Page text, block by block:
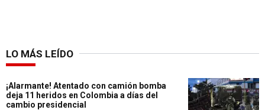
LO MÁS LEÍDO
¡Alarmante! Atentado con camión bomba
deja 11 heridos en Colombia a días del
cambio presidencial